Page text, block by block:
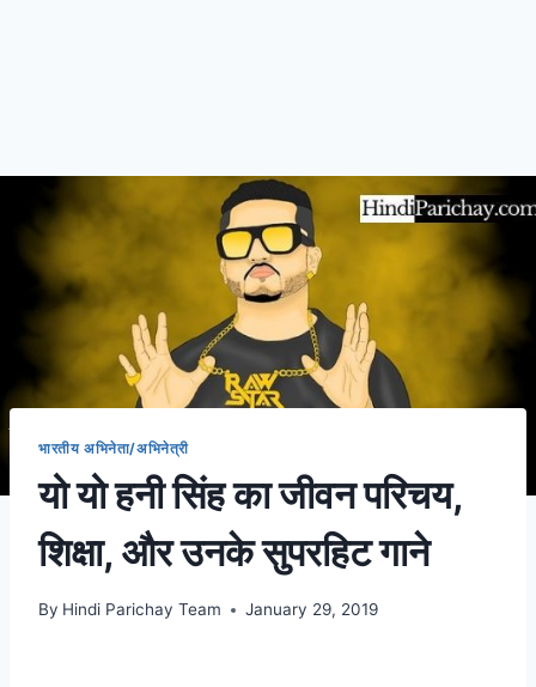
भारतीय अभिनेता/अभिनेत्री
यो यो हनी सिंह का जीवन परिचय,
शिक्षा, और उनके सुपरहिट गाने
By Hindi Parichay Team January 29, 2019